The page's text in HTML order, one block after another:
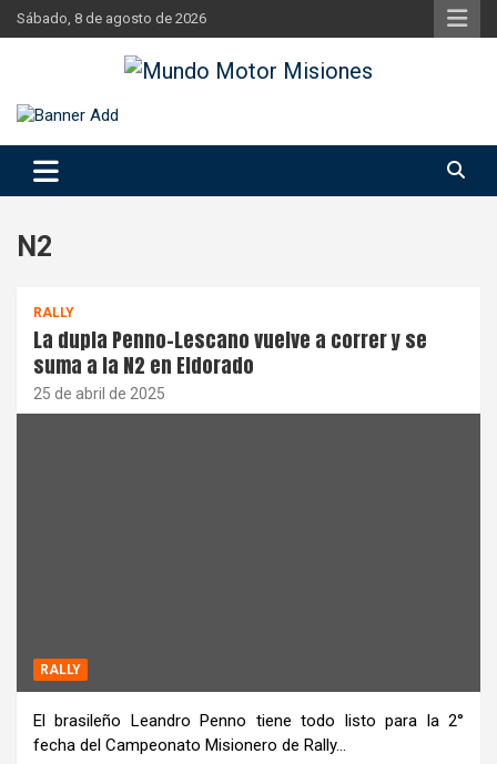
Skip
to
Sábado, 8 de agosto de 2026
Mundo Motor Misiones
N2
RALLY
La dupla Penno-Lescano vuelve a correr y se
suma a la N2 en Eldorado
25 de abril de 2025
RALLY
El brasileño Leandro Penno tiene todo listo para la 2°
fecha del Campeonato Misionero de Rally…